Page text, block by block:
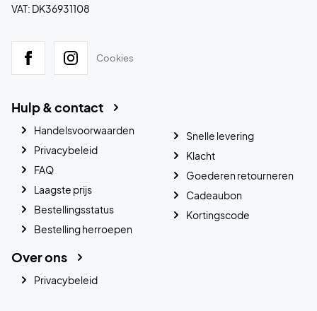
VAT: DK36931108
Cookies
Hulp & contact
Handelsvoorwaarden
Privacybeleid
FAQ
Laagste prijs
Bestellingsstatus
Bestelling herroepen
Snelle levering
Klacht
Goederen retourneren
Cadeaubon
Kortingscode
Over ons
Privacybeleid